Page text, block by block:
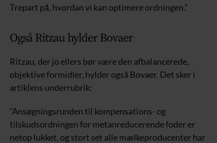
Trepart på, hvordan vi kan optimere ordningen.”
Også Ritzau hylder Bovaer
Ritzau, der jo ellers bør være den afbalancerede,
objektive formidler, hylder også Bovaer. Det sker i
artiklens underrubrik:
“Ansøgningsrunden til kompensations- og
tilskudsordningen for metanreducerende foder er
netop lukket, og stort set alle mælkeproducenter har